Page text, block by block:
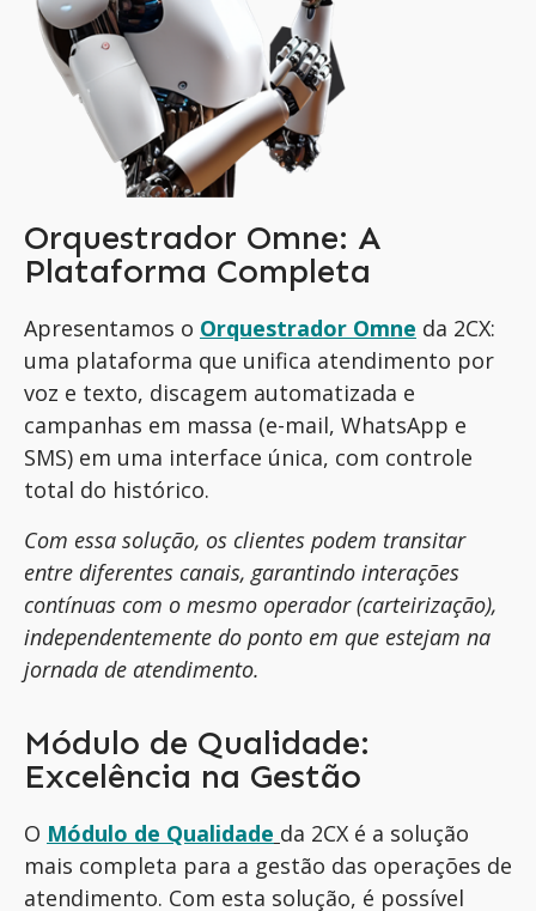
Orquestrador Omne: A
Plataforma Completa
Apresentamos o Orquestrador Omne da 2CX:
uma plataforma que unifica atendimento por
voz e texto, discagem automatizada e
campanhas em massa (e-mail, WhatsApp e
SMS) em uma interface única, com controle
total do histórico.
Com essa solução, os clientes podem transitar
entre diferentes canais, garantindo interações
contínuas com o mesmo operador (carteirização),
independentemente do ponto em que estejam na
jornada de atendimento.
Módulo de Qualidade:
Excelência na Gestão
O Módulo de Qualidade da 2CX é a solução
mais completa para a gestão das operações de
atendimento. Com esta solução, é possível